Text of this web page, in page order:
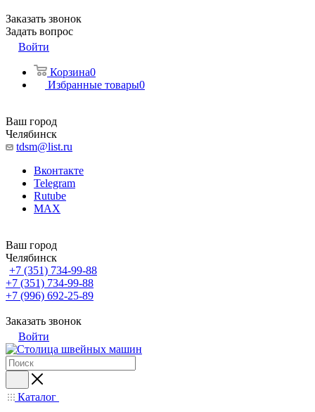
Заказать звонок
Задать вопрос
Войти
Корзина0
Избранные товары0
Ваш город
Челябинск
tdsm@list.ru
Вконтакте
Telegram
Rutube
MAX
Ваш город
Челябинск
+7 (351) 734-99-88
+7 (351) 734-99-88
+7 (996) 692-25-89
Заказать звонок
Войти
Каталог